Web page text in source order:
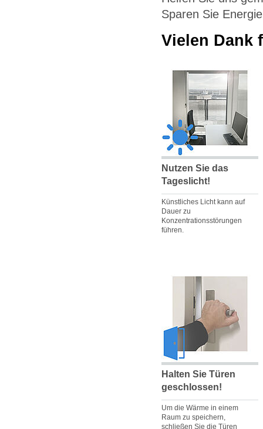
Sparen Sie
Vielen Dank
Nutzen Sie das
Tageslicht!
Künstliches Licht kann auf
Dauer zu
Konzentrationsstörungen
führen.
Halten Sie Türen
geschlossen!
Um die Wärme in einem
Raum zu speichern,
schließen Sie die Türen